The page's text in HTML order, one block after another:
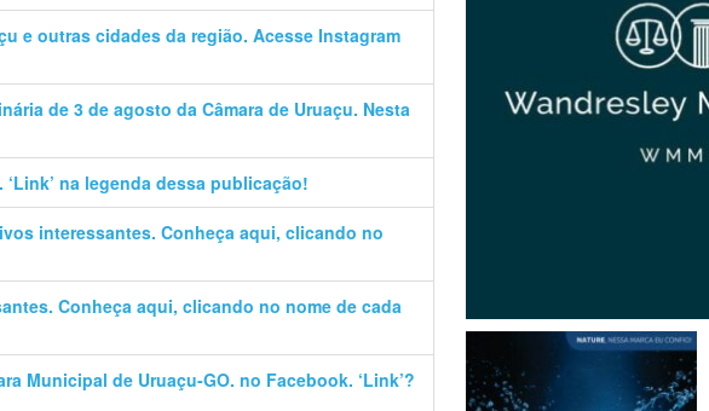
e outras cidades da região. Acesse Instagram
de 3 de agosto da Câmara de Uruaçu. Nesta
na legenda dessa publicação!
interessantes. Conheça aqui, clicando no
Conheça aqui, clicando no nome de cada
Municipal de Uruaçu-GO. no Facebook. ‘Link’?